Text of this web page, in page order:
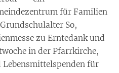
für Familien
So,
zu Erntedank und
in der Pfarrkirche,
für